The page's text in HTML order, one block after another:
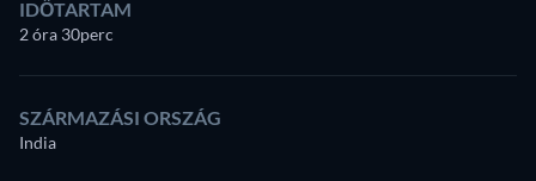
IDŐTARTAM
2 óra 30perc
SZÁRMAZÁSI ORSZÁG
India